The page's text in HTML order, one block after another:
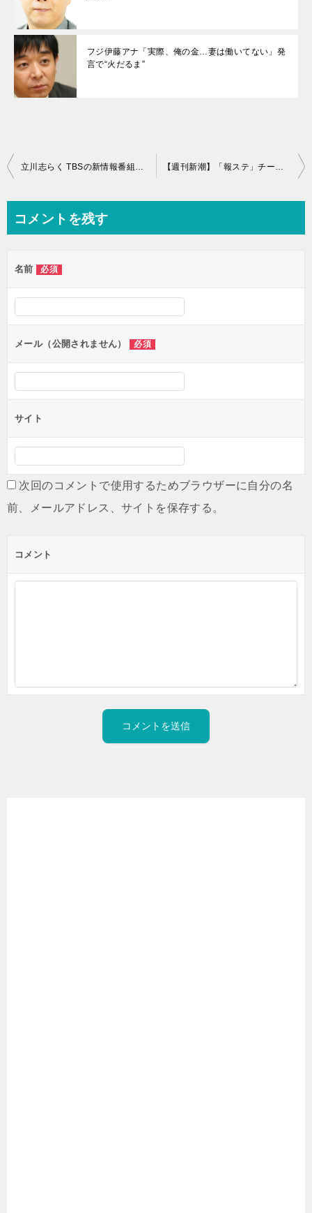
フジ伊藤アナ「実際、俺の金…妻は働いてない」発
言で“火だるま”
投
ビ
ー
シ
ョ
ン
立川志らく TBSの新情報番組「グッとラック！」MCで“朝の顔”に ビビット 後番組決定 【週刊新潮】「報ステ」チーフＰセクハラ懲戒処分問題 被害者アナ実名報道で波紋広がる
コメントを残す
名前 必須
メール（公開されません） 必須
サイト
次回のコメントで使用するためブラウザーに自分の名
前、メールアドレス、サイトを保存する。
コメント